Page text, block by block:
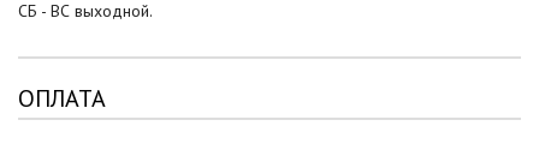
СБ - ВС выходной.
ОПЛАТА